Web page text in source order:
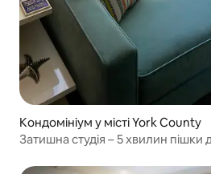
Кондомініум у місті York County
Затишна студія – 5 хвилин пішки